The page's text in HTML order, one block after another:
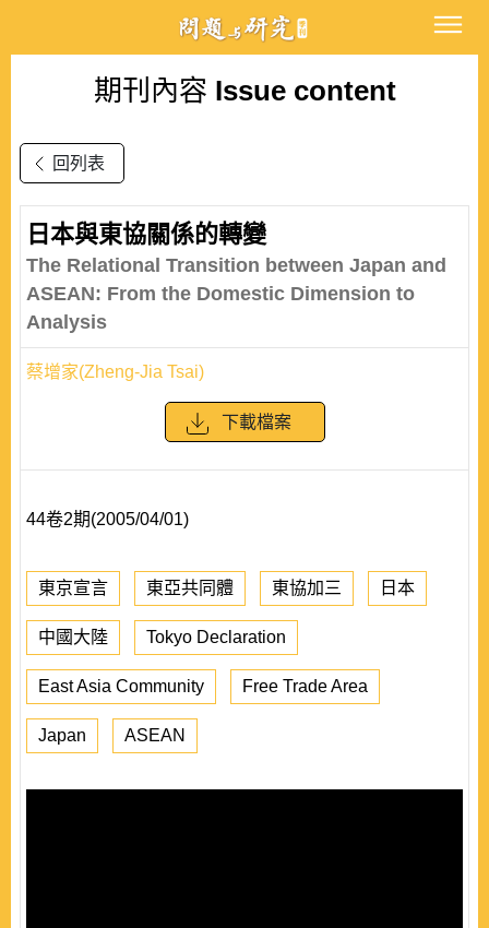
期刊內容 Issue content
回列表
日本與東協關係的轉變
The Relational Transition between Japan and
ASEAN: From the Domestic Dimension to
Analysis
蔡增家(Zheng-Jia Tsai)
下載檔案
44卷2期(2005/04/01)
東京宣言 東亞共同體 東協加三 日本
中國大陸 Tokyo Declaration
East Asia Community Free Trade Area
Japan ASEAN